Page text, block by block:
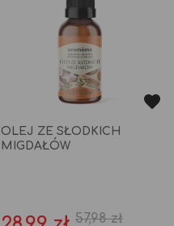
OLEJ ZE SŁODKICH
MIGDAŁÓW
57,98 zł